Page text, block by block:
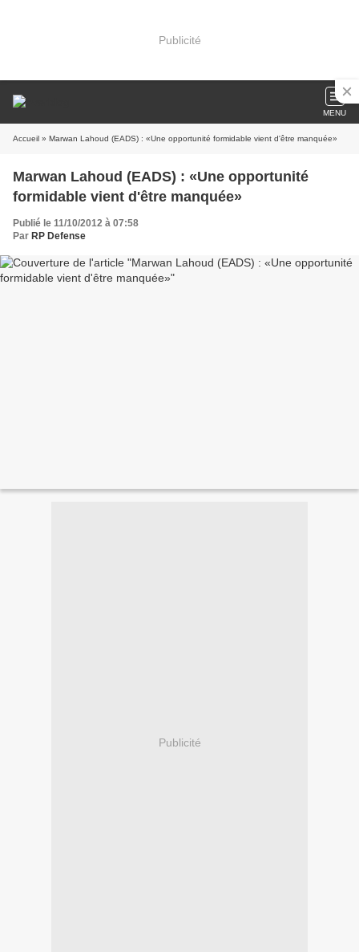
Publicité
MENU
Accueil » Marwan Lahoud (EADS) : «Une opportunité formidable vient d'être manquée»
Marwan Lahoud (EADS) : «Une opportunité
formidable vient d'être manquée»
Publié le 11/10/2012 à 07:58
Par RP Defense
Publicité